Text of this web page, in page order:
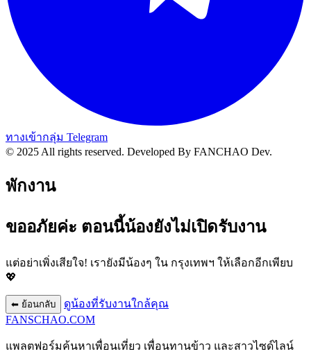
ทางเข้ากลุ่ม Telegram
© 2025 All rights reserved. Developed By FANCHAO Dev.
พักงาน
ขออภัยค่ะ ตอนนี้น้องยังไม่เปิดรับงาน
แต่อย่าเพิ่งเสียใจ! เรายังมีน้องๆ ใน กรุงเทพฯ ให้เลือกอีกเพียบ
💖
⬅ ย้อนกลับ
ดูน้องที่รับงานใกล้คุณ
FANSCHAO.COM
แพลตฟอร์มค้นหาเพื่อนเที่ยว เพื่อนทานข้าว และสาวไซด์ไลน์